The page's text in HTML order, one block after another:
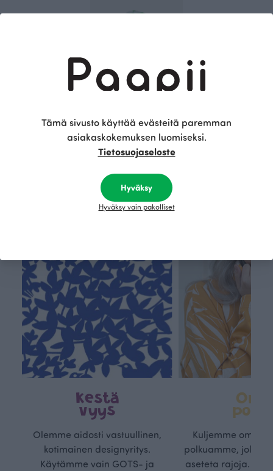
Vihreä
30.00 EUR
Tämä on Paapii
Kestä
vyys
Olemme aidosti vastuullinen,
kotimainen designyritys.
Käytämme vain GOTS- ja
Oma
Kuljemme omaa,
polkuamme, jolla
aseteta rajoja.
Tämä sivusto käyttää evästeitä paremman
asiakaskokemuksen luomiseksi.
Tietosuojaseloste
Hyväksy
Hyväksy vain pakolliset